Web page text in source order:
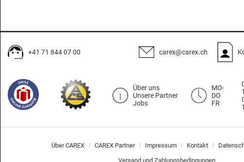
+41 71 844 07 00 carex@carex.ch
Über uns
Unsere Partner
Jobs
MO-
DO
FR
Über CAREX CAREX Partner Impressum Kontakt
Versand und Zahlungsbedingungen